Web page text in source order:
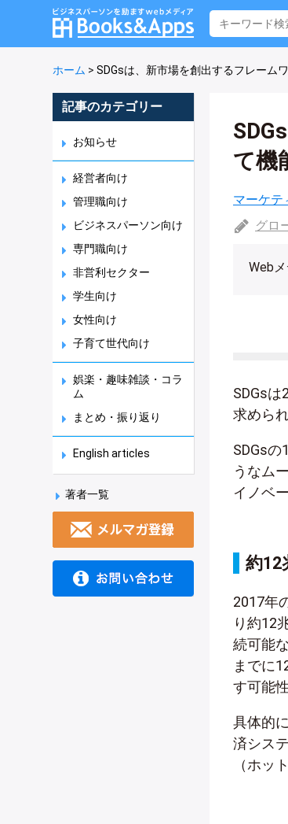
ホーム > SDGsは、新市場を創出するフレーム
記事のカテゴリー
お知らせ
経営者向け
管理職向け
ビジネスパーソン向け
専門職向け
非営利セクター
学生向け
女性向け
子育て世代向け
娯楽・趣味雑談・コラ
ム
まとめ・振り返り
English articles
著者一覧
て機
マーケテ
グロ
Webメ
SDGs
求めら
SDGs
うなム
イノベ
約12
2017年
り約12
続可能
までに
す可能
具体的
済シス
（ホッ